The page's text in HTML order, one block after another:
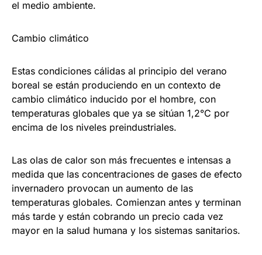
el medio ambiente.
Cambio climático
Estas condiciones cálidas al principio del verano
boreal se están produciendo en un contexto de
cambio climático inducido por el hombre, con
temperaturas globales que ya se sitúan 1,2°C por
encima de los niveles preindustriales.
Las olas de calor son más frecuentes e intensas a
medida que las concentraciones de gases de efecto
invernadero provocan un aumento de las
temperaturas globales. Comienzan antes y terminan
más tarde y están cobrando un precio cada vez
mayor en la salud humana y los sistemas sanitarios.